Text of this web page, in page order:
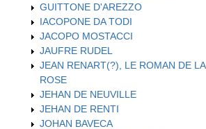
GUITTONE D'AREZZO
IACOPONE DA TODI
JACOPO MOSTACCI
JAUFRE RUDEL
JEAN RENART(?), LE ROMAN DE LA
ROSE
JEHAN DE NEUVILLE
JEHAN DE RENTI
JOHAN BAVECA